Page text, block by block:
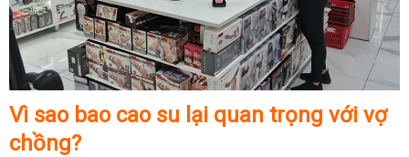
Vì sao bao cao su lại quan trọng với vợ
chồng?